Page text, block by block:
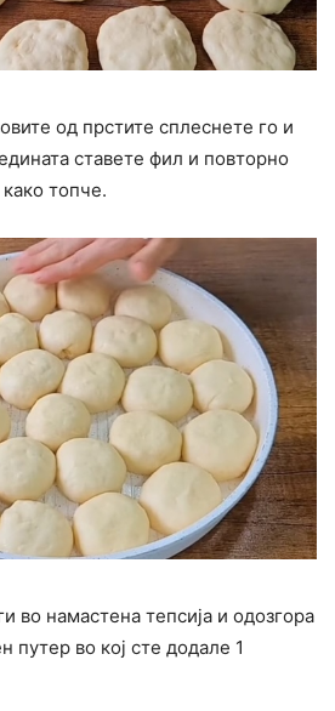
од прстите сплеснете го и
ставете фил и повторно
топче.
во намастена тепсија и одозгора
путер во кој сте додале 1